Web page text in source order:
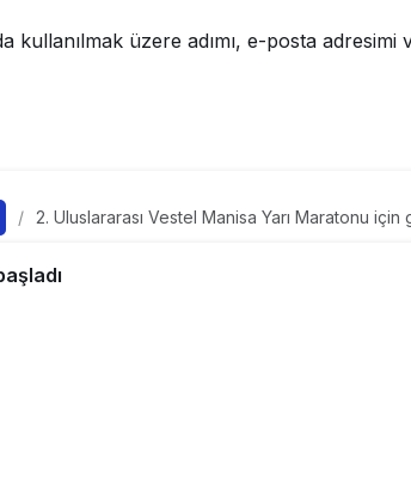
kullanılmak üzere adımı, e-posta
2. Uluslararası Vestel Manisa Yarı Maratonu için
Manisa Yarı